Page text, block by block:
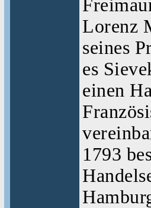
Lorenz
seines
es
einen
1793